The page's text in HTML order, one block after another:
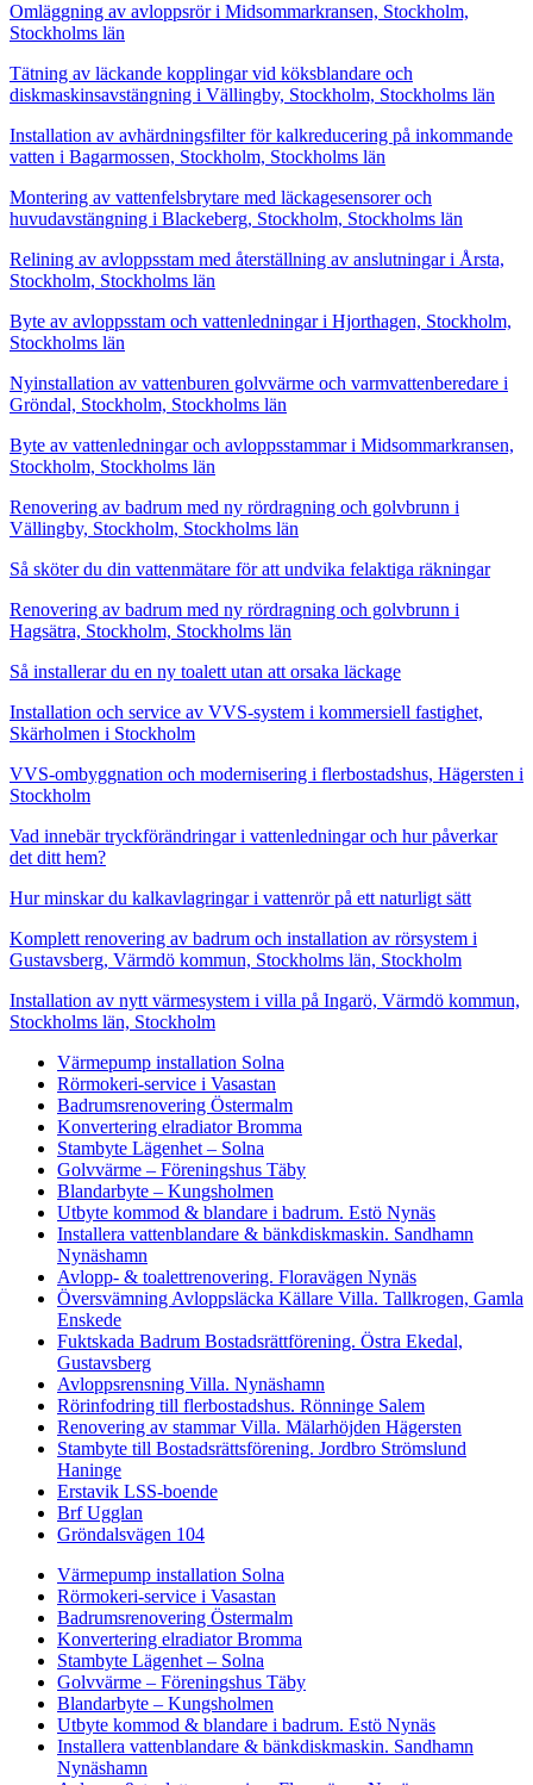
Omläggning av avloppsrör i Midsommarkransen, Stockholm,
Stockholms län
Tätning av läckande kopplingar vid köksblandare och
diskmaskinsavstängning i Vällingby, Stockholm, Stockholms län
Installation av avhärdningsfilter för kalkreducering på inkommande
vatten i Bagarmossen, Stockholm, Stockholms län
Montering av vattenfelsbrytare med läckagesensorer och
huvudavstängning i Blackeberg, Stockholm, Stockholms län
Relining av avloppsstam med återställning av anslutningar i Årsta,
Stockholm, Stockholms län
Byte av avloppsstam och vattenledningar i Hjorthagen, Stockholm,
Stockholms län
Nyinstallation av vattenburen golvvärme och varmvattenberedare i
Gröndal, Stockholm, Stockholms län
Byte av vattenledningar och avloppsstammar i Midsommarkransen,
Stockholm, Stockholms län
Renovering av badrum med ny rördragning och golvbrunn i
Vällingby, Stockholm, Stockholms län
Så sköter du din vattenmätare för att undvika felaktiga räkningar
Renovering av badrum med ny rördragning och golvbrunn i
Hagsätra, Stockholm, Stockholms län
Så installerar du en ny toalett utan att orsaka läckage
Installation och service av VVS-system i kommersiell fastighet,
Skärholmen i Stockholm
VVS-ombyggnation och modernisering i flerbostadshus, Hägersten i
Stockholm
Vad innebär tryckförändringar i vattenledningar och hur påverkar
det ditt hem?
Hur minskar du kalkavlagringar i vattenrör på ett naturligt sätt
Komplett renovering av badrum och installation av rörsystem i
Gustavsberg, Värmdö kommun, Stockholms län, Stockholm
Installation av nytt värmesystem i villa på Ingarö, Värmdö kommun,
Stockholms län, Stockholm
Värmepump installation Solna
Rörmokeri-service i Vasastan
Badrumsrenovering Östermalm
Konvertering elradiator Bromma
Stambyte Lägenhet – Solna
Golvvärme – Föreningshus Täby
Blandarbyte – Kungsholmen
Utbyte kommod & blandare i badrum. Estö Nynäs
Installera vattenblandare & bänkdiskmaskin. Sandhamn
Nynäshamn
Avlopp- & toalettrenovering. Floravägen Nynäs
Översvämning Avloppsläcka Källare Villa. Tallkrogen, Gamla
Enskede
Fuktskada Badrum Bostadsrättförening. Östra Ekedal,
Gustavsberg
Avloppsrensning Villa. Nynäshamn
Rörinfodring till flerbostadshus. Rönninge Salem
Renovering av stammar Villa. Mälarhöjden Hägersten
Stambyte till Bostadsrättsförening. Jordbro Strömslund
Haninge
Erstavik LSS-boende
Brf Ugglan
Gröndalsvägen 104
Värmepump installation Solna
Rörmokeri-service i Vasastan
Badrumsrenovering Östermalm
Konvertering elradiator Bromma
Stambyte Lägenhet – Solna
Golvvärme – Föreningshus Täby
Blandarbyte – Kungsholmen
Utbyte kommod & blandare i badrum. Estö Nynäs
Installera vattenblandare & bänkdiskmaskin. Sandhamn
Nynäshamn